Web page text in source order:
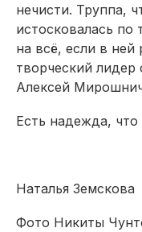
нечисти. Труппа,
истосковалась по
на всё, если в ней
творческий лидер
Алексей
Есть надежда, что
Наталья Земскова
Фото Никиты